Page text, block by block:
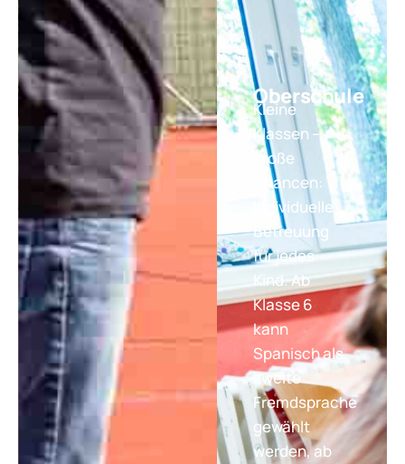
Oberschule
Kleine
Klassen –
große
Chancen:
Individuelle
Betreuung
für jedes
Kind. Ab
Klasse 6
kann
Spanisch als
zweite
Fremdsprache
gewählt
werden, ab